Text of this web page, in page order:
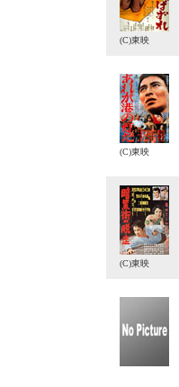
(C)東映
(C)東映
(C)東映